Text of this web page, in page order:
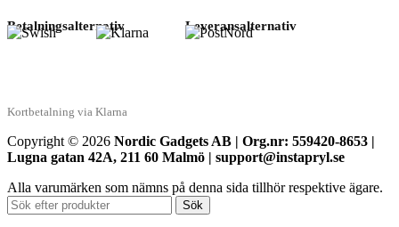
Betalningsalternativ
Kortbetalning via Klarna
Leveransalternativ
Copyright © 2026 Nordic Gadgets AB | Org.nr: 559420-8653 |
Lugna gatan 42A, 211 60 Malmö | support@instapryl.se
Alla varumärken som nämns på denna sida tillhör respektive ägare.
Sök